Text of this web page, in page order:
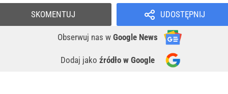
UDOSTĘPNIJ
Obserwuj nas w Google News
Dodaj jako źródło w Google
SKOMENTUJ